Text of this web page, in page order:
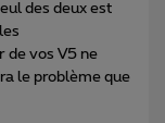
des deux est
de vos V5 ne
le problème que